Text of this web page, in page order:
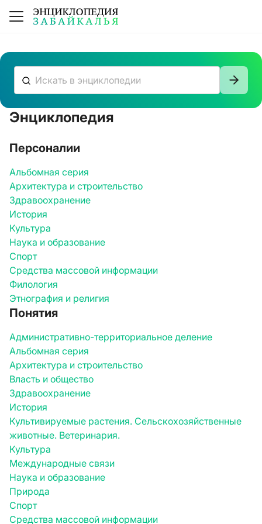
К сожалению, ничего не нашлось
Энциклопедия
Персоналии
Альбомная серия
Архитектура и строительство
Здравоохранение
История
Культура
Наука и образование
Спорт
Средства массовой информации
Филология
Этнография и религия
Понятия
Административно-территориальное деление
Альбомная серия
Архитектура и строительство
Власть и общество
Здравоохранение
История
Культивируемые растения. Сельскохозяйственные
животные. Ветеринария.
Культура
Международные связи
Наука и образование
Природа
Спорт
Средства массовой информации